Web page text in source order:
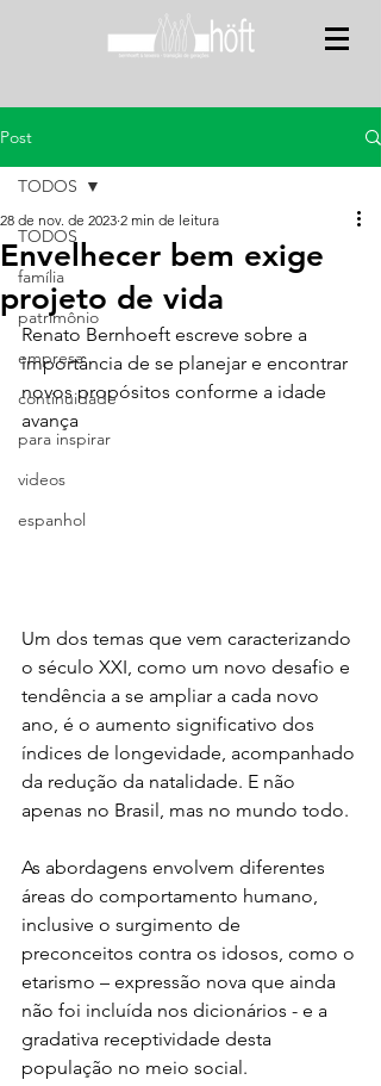
Post
TODOS
família
patrimônio
empresa
continuidade
para inspirar
videos
espanhol
TODOS
Envelhecer bem exige
projeto de vida
28 de nov. de 2023 2 min de leitura
Renato Bernhoeft escreve sobre a
importância de se planejar e encontrar
novos propósitos conforme a idade
avança
Um dos temas que vem caracterizando
o século XXI, como um novo desafio e
tendência a se ampliar a cada novo
ano, é o aumento significativo dos
índices de longevidade, acompanhado
da redução da natalidade. E não
apenas no Brasil, mas no mundo todo.
As abordagens envolvem diferentes
áreas do comportamento humano,
inclusive o surgimento de
preconceitos contra os idosos, como o
etarismo – expressão nova que ainda
não foi incluída nos dicionários - e a
gradativa receptividade desta
população no meio social.